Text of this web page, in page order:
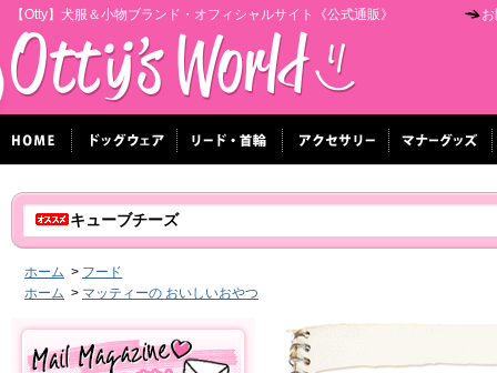
【Otty】犬服＆小物ブランド・オフィシャルサイト《公式通販》
キューブチーズ
ホーム > フード
ホーム > マッティーの おいしいおやつ